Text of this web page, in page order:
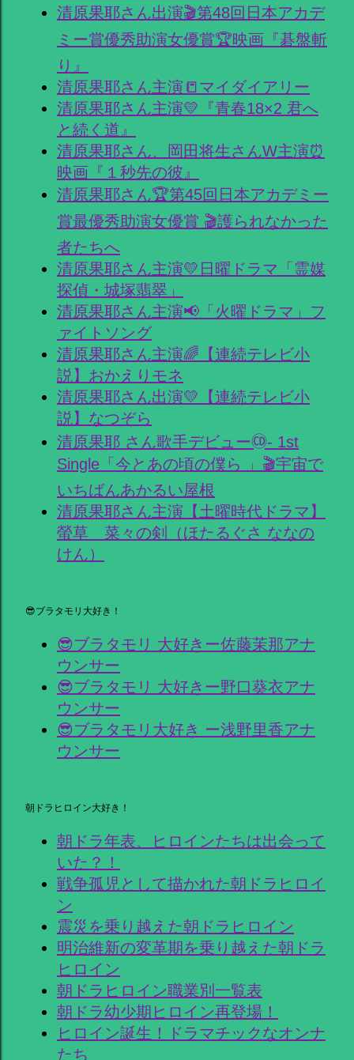
清原果耶さん出演🎬第48回日本アカデ
ミー賞優秀助演女優賞🏆映画『碁盤斬
り』
清原果耶さん主演📒マイダイアリー
清原果耶さん主演💛『青春18×2 君へ
と続く道』
清原果耶さん、岡田将生さんW主演⏰
映画『１秒先の彼』
清原果耶さん🏆第45回日本アカデミー
賞最優秀助演女優賞 🎬護られなかった
者たちへ
清原果耶さん主演💛日曜ドラマ「霊媒
探偵・城塚翡翠」
清原果耶さん主演📢「火曜ドラマ」フ
ァイトソング
清原果耶さん主演🌈【連続テレビ小
説】おかえりモネ
清原果耶さん出演💛【連続テレビ小
説】なつぞら
清原果耶 さん歌手デビュー🄭- 1st
Single「今とあの頃の僕ら 」🎬宇宙で
いちばんあかるい屋根
清原果耶さん主演【土曜時代ドラマ】
螢草 菜々の剣（ほたるぐさ ななの
けん）
😎ブラタモリ大好き！
😎ブラタモリ 大好きー佐藤茉那アナ
ウンサー
😎ブラタモリ 大好きー野口葵衣アナ
ウンサー
😎ブラタモリ大好き ー浅野里香アナ
ウンサー
朝ドラヒロイン大好き！
朝ドラ年表、ヒロインたちは出会って
いた？！
戦争孤児として描かれた朝ドラヒロイ
ン
震災を乗り越えた朝ドラヒロイン
明治維新の変革期を乗り越えた朝ドラ
ヒロイン
朝ドラヒロイン職業別一覧表
朝ドラ幼少期ヒロイン再登場！
ヒロイン誕生！ドラマチックなオンナ
たち